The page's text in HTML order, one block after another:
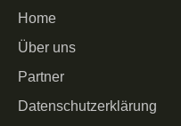
Home
Über uns
Partner
Datenschutzerklärung